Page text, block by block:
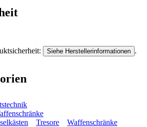
Siehe Herstellerinformationen .
Tresore Waffenschränke